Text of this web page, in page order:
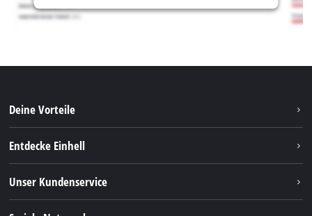
Deine Vorteile
Entdecke Einhell
Unser Kundenservice